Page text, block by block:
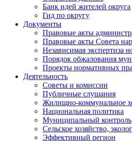
Банк идей жителей округа
Гид по округу
Документы
Правовые акты
Правовые акты Совета
Независимая экспертиза
Порядок обжалования
Проекты нормативных
Деятельность
Советы и комиссии
Публичные слушания
Жилищно-коммунальное
Национальная политика
Муниципальный контроль
Сельское хозяйство,
Эффективный регион